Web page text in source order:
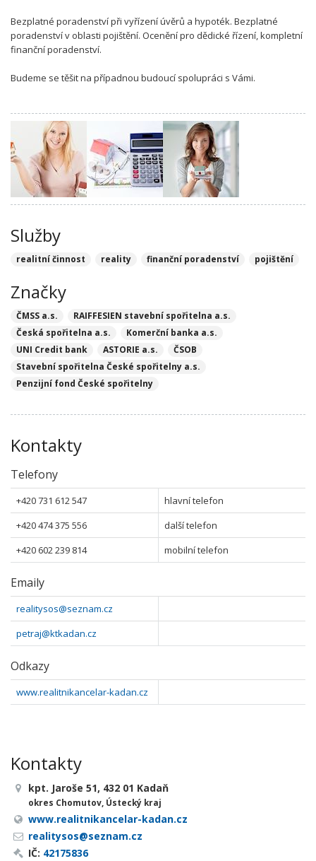
Bezplatné poradenství při vyřízení úvěrů a hypoték. Bezplatné
poradenství v oblasti pojištění. Ocenění pro dědické řízení, kompletní
finanční poradenství.
Budeme se těšit na případnou budoucí spolupráci s Vámi.
Služby
realitní činnost reality finanční poradenství pojištění
Značky
ČMSS a.s.
RAIFFESIEN stavební spořitelna a.s.
Česká spořitelna a.s.
Komerční banka a.s.
UNI Credit bank
ASTORIE a.s.
ČSOB
Stavební spořitelna České spořitelny a.s.
Penzijní fond České spořitelny
Kontakty
Telefony
+420 731 612 547
hlavní telefon
+420 474 375 556
další telefon
+420 602 239 814
mobilní telefon
Emaily
realitysos@seznam.cz
petraj@ktkadan.cz
Odkazy
www.realitnikancelar-kadan.cz
Kontakty
kpt. Jaroše 51, 432 01 Kadaň
okres Chomutov, Ústecký kraj
www.realitnikancelar-kadan.cz
realitysos@seznam.cz
IČ: 42175836